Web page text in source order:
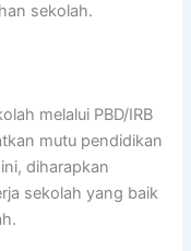
sekolah.
melalui PBD/IRB
mutu pendidikan
diharapkan
sekolah yang baik